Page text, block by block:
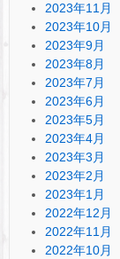
2023年11月
2023年10月
2023年9月
2023年8月
2023年7月
2023年6月
2023年5月
2023年4月
2023年3月
2023年2月
2023年1月
2022年12月
2022年11月
2022年10月